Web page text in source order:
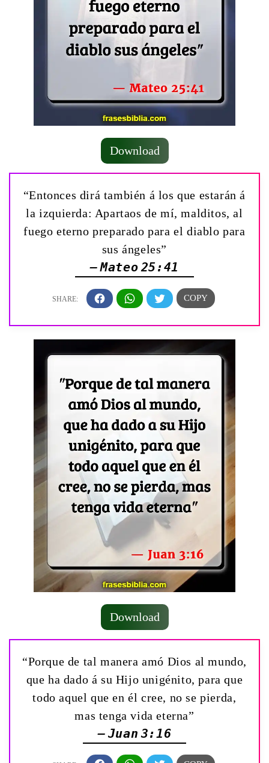
Download
“Entonces dirá también á los que estarán á
la izquierda: Apartaos de mí, malditos, al
fuego eterno preparado para el diablo para
sus ángeles”
— Mateo 25:41
Download
“Porque de tal manera amó Dios al mundo,
que ha dado á su Hijo unigénito, para que
todo aquel que en él cree, no se pierda,
mas tenga vida eterna”
— Juan 3:16